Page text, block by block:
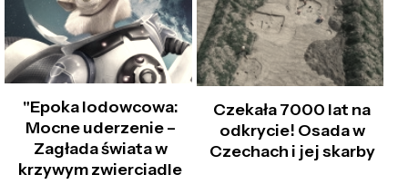
"Epoka lodowcowa:
Mocne uderzenie –
Zagłada świata w
krzywym zwierciadle
Czekała 7000 lat na
odkrycie! Osada w
Czechach i jej skarby